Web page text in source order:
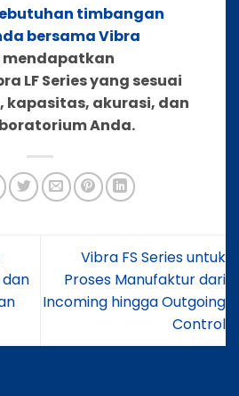
timbangan
bersama Vibra
mendapatkan
LF Series yang sesuai
kapasitas, akurasi, dan
Anda.
Vibra FS Series untuk
Proses Manufaktur dari
Incoming hingga Outgoing
Control